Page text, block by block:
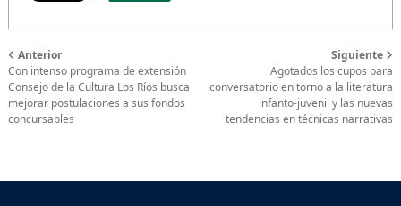
Anterior
Con intenso programa de extensión
Consejo de la Cultura Los Ríos busca
mejorar postulaciones a sus fondos
concursables
Siguiente
Agotados los cupos para
conversatorio en torno a la literatura
infanto-juvenil y las nuevas
tendencias en técnicas narrativas